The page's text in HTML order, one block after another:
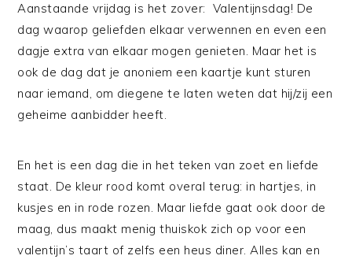
Aanstaande vrijdag is het zover: Valentijnsdag! De
dag waarop geliefden elkaar verwennen en even een
dagje extra van elkaar mogen genieten. Maar het is
ook de dag dat je anoniem een kaartje kunt sturen
naar iemand, om diegene te laten weten dat hij/zij een
geheime aanbidder heeft.
En het is een dag die in het teken van zoet en liefde
staat. De kleur rood komt overal terug: in hartjes, in
kusjes en in rode rozen. Maar liefde gaat ook door de
maag, dus maakt menig thuiskok zich op voor een
valentijn’s taart of zelfs een heus diner. Alles kan en